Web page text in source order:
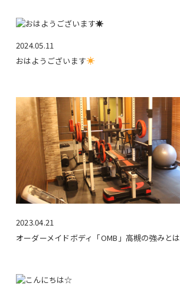
2024.05.11
おはようございます
2023.04.21
オーダーメイドボディ「OMB」高槻の強みとは